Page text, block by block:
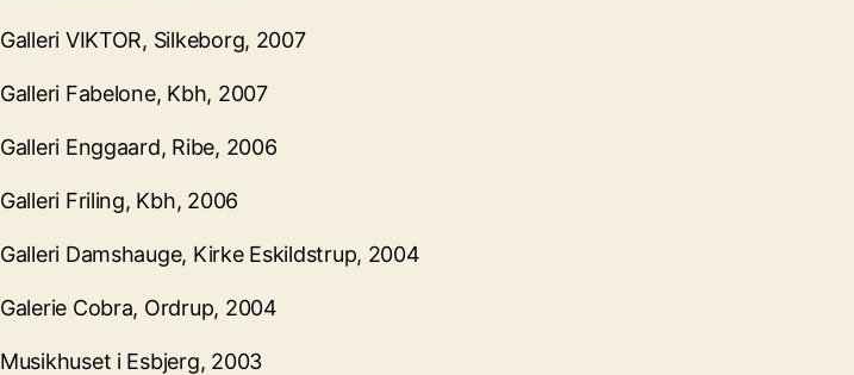
Galleri VIKTOR, Silkeborg, 2007
Galleri Fabelone, Kbh, 2007
Galleri Enggaard, Ribe, 2006
Galleri Friling, Kbh, 2006
Galleri Damshauge, Kirke Eskildstrup, 2004
Galerie Cobra, Ordrup, 2004
Musikhuset i Esbjerg, 2003